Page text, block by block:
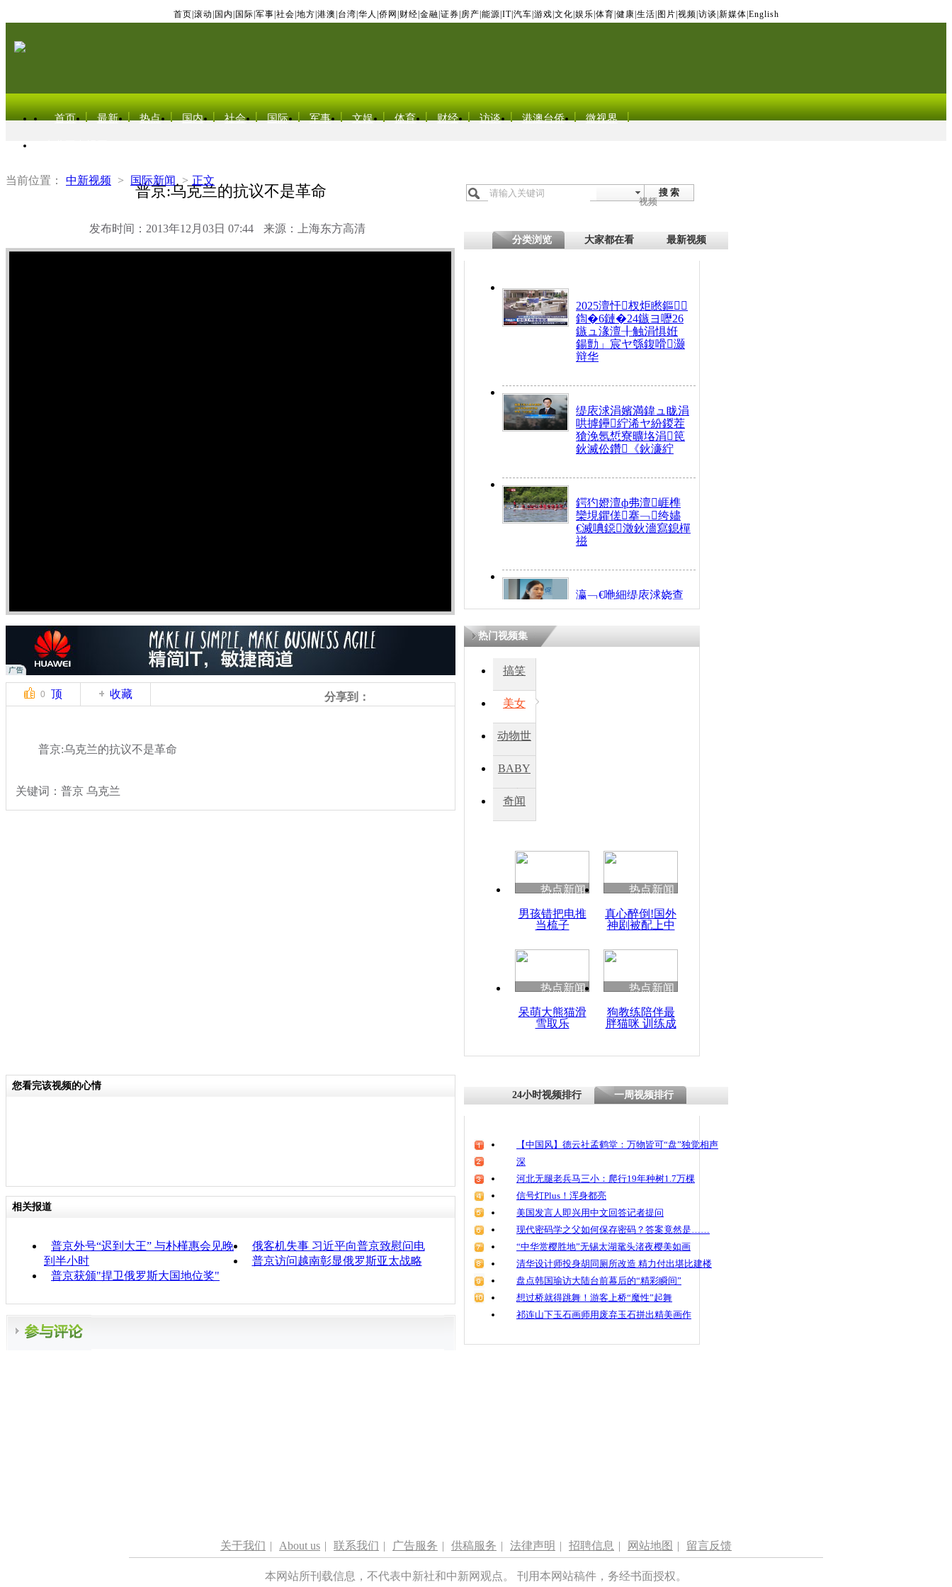
首页 滚动 国内 国际 军事 社会 地方 港澳 台湾 华人 侨网 财经 金融 证券 房产 能源 IT| 汽车 游戏 文化 娱乐 体育 健康 生活 图片 视频 访谈 新媒体 English
首页 最新 热点 国内 社会 国际 军事 文娱 体育 财经 访谈 港澳台侨 微视界
当前位置： 中新视频 > 国际新闻 > 正文
普京:乌克兰的抗议不是革命
发布时间：2013年12月03日 07:44 来源：上海东方高清
搜 索
视频
分类浏览 大家都在看 最新视频
2025澶忓杈炬矁鏂
鍧�6鏈�24鏃ヨ嚦26
鏃ュ湪澶╂触涓惧姙
鍚勯」宸ヤ綔鍑嗗灏
辩华
缇庡浗涓嬪満鍏ュ眬涓
哄摢鑸紵浠ヤ紛鍐茬
獊浼氬惁寮曠垎涓笢
鈥滅伀鑽《鈥濓紵
鍔犳嬁澶ф弗澶崕榫
欒垷鑺傞搴﹁绔嬧
€滅唺鐚澂鈥濇寫鎴樿
禌
瀛﹁€咃細缇庡浗娆查
€间笢鍗椾簹涓庝腑鍥
熷悎浣� 涓ㄥ浗闄呰
0 顶 收藏 分享到：
普京:乌克兰的抗议不是革命
关键词：普京 乌克兰
热门视频集
搞笑
美女
动物世
BABY
秀
奇闻
热点新闻
男孩错把电推
当梳子
热点新闻
真心醉倒!国外
神剧被配上中
热点新闻
呆萌大熊猫滑
雪取乐
热点新闻
狗教练陪伴最
胖猫咪 训练成
您看完该视频的心情
相关报道
普京外号“迟到大王” 与朴槿惠会见晚
到半小时
俄客机失事 习近平向普京致慰问电
普京访问越南彰显俄罗斯亚太战略
普京获颁"捍卫俄罗斯大国地位奖"
24小时视频排行 一周视频排行
【中国风】德云社孟鹤堂：万物皆可“盘”独觉相声
深
河北无腿老兵马三小：爬行19年种树1.7万棵
信号灯Plus！浑身都亮
美国发言人即兴用中文回答记者提问
现代密码学之父如何保存密码？答案竟然是……
“中华赏樱胜地”无锡太湖鼋头渚夜樱美如画
清华设计师投身胡同厕所改造 精力付出堪比建楼
盘点韩国瑜访大陆台前幕后的“精彩瞬间”
想过桥就得跳舞！游客上桥“魔性”起舞
祁连山下玉石画师用废弃玉石拼出精美画作
关于我们 | About us | 联系我们 | 广告服务 | 供稿服务 | 法律声明 | 招聘信息 | 网站地图 | 留言反馈
本网站所刊载信息，不代表中新社和中新网观点。 刊用本网站稿件，务经书面授权。